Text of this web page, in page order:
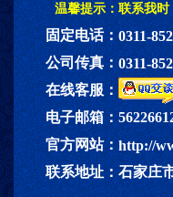
温馨提示：联系我时
固定电话：0311-
公司传真：0311-
在线客服：
电子邮箱：
官方网站：http://
联系地址：石家庄